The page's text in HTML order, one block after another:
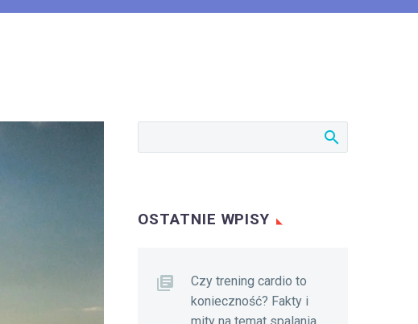
OSTATNIE WPISY
Czy trening cardio to
konieczność? Fakty i